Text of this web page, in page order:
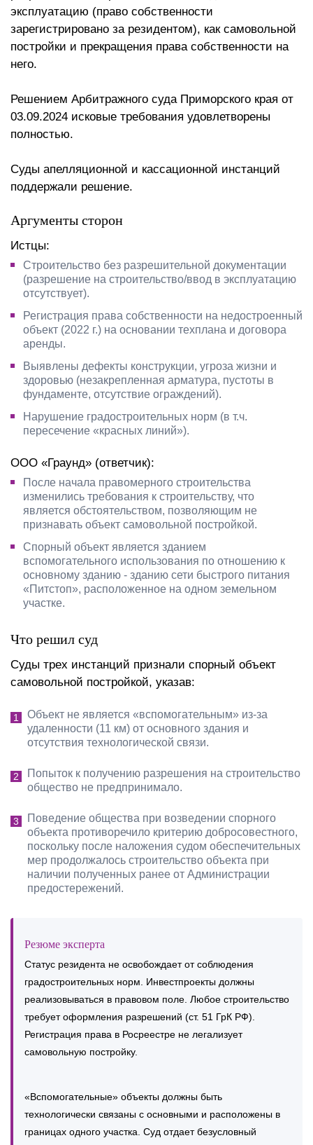
эксплуатацию (право собственности
зарегистрировано за резидентом), как самовольной
постройки и прекращения права собственности на
него.
Решением Арбитражного суда Приморского края от
03.09.2024 исковые требования удовлетворены
полностью.
Суды апелляционной и кассационной инстанций
поддержали решение.
Аргументы сторон
Истцы:
Строительство без разрешительной документации
(разрешение на строительство/ввод в эксплуатацию
отсутствует).
Регистрация права собственности на недостроенный
объект (2022 г.) на основании техплана и договора
аренды.
Выявлены дефекты конструкции, угроза жизни и
здоровью (незакрепленная арматура, пустоты в
фундаменте, отсутствие ограждений).
Нарушение градостроительных норм (в т.ч.
пересечение «красных линий»).
ООО «Граунд» (ответчик):
После начала правомерного строительства
изменились требования к строительству, что
является обстоятельством, позволяющим не
признавать объект самовольной постройкой.
Спорный объект является зданием
вспомогательного использования по отношению к
основному зданию - зданию сети быстрого питания
«Питстоп», расположенное на одном земельном
участке.
Что решил суд
Суды трех инстанций признали спорный объект
самовольной постройкой, указав:
Объект не является «вспомогательным» из-за
удаленности (11 км) от основного здания и
отсутствия технологической связи.
Попыток к получению разрешения на строительство
общество не предпринимало.
Поведение общества при возведении спорного
объекта противоречило критерию добросовестного,
поскольку после наложения судом обеспечительных
мер продолжалось строительство объекта при
наличии полученных ранее от Администрации
предостережений.
Резюме эксперта
Статус резидента не освобождает от соблюдения
градостроительных норм. Инвестпроекты должны
реализовываться в правовом поле. Любое строительство
требует оформления разрешений (ст. 51 ГрК РФ).
Регистрация права в Росреестре не легализует
самовольную постройку.
«Вспомогательные» объекты должны быть
технологически связаны с основными и расположены в
границах одного участка. Суд отдает безусловный